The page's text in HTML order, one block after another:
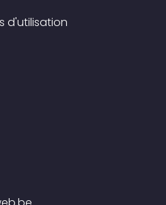
d'utilisation